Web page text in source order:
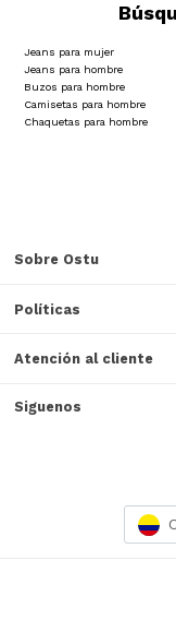
Jeans para mujer
Jeans para hombre
Buzos para hombre
Camisetas para hombre
Chaquetas para hombre
Sobre Ostu
Políticas
Atención al cliente
Siguenos